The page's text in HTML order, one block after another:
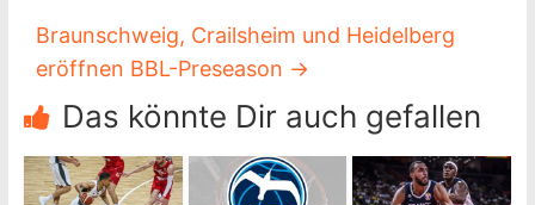
Braunschweig, Crailsheim und Heidelberg
eröffnen BBL-Preseason →
Das könnte Dir auch gefallen